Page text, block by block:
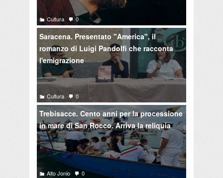
Cultura 0
Saracena. Presentato "America", il
romanzo di Luigi Pandolfi che racconta
l'emigrazione
Cultura 0
Trebisacce. Cento anni per la processione
in mare di San Rocco. Arriva la reliquia
Alto Jonio 0